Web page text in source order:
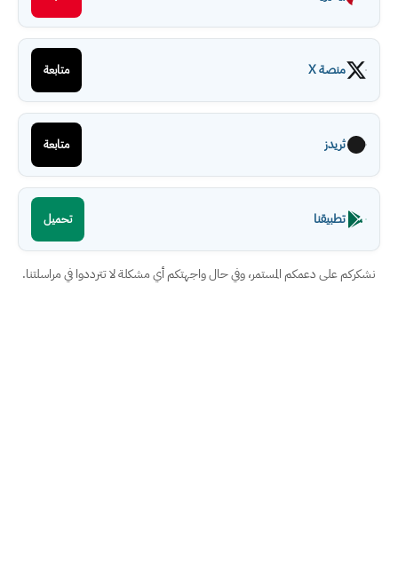
منصة X متابعة
ثريدز متابعة
تطبيقنا تحميل
نشكركم على دعمكم المستمر، وفي حال واجهتكم أي مشكلة لا تترددوا في مراسلتنا.